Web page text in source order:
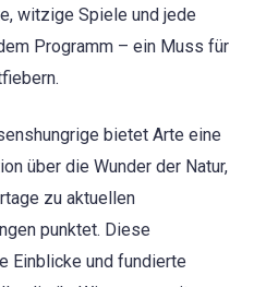
witzige Spiele und jede
Programm – ein Muss für
bietet Arte eine
über die Wunder der Natur,
zu aktuellen
punktet. Diese
Einblicke und fundierte